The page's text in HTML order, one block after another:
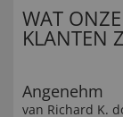
WAT
KLANTEN
Angenehm
van Richard K.